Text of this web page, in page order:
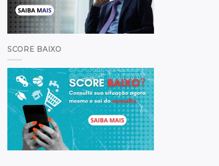
SCORE BAIXO